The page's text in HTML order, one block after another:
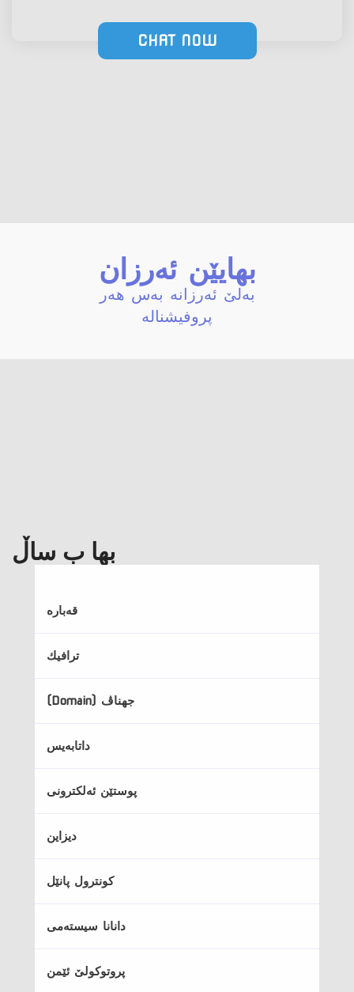
CHAT NOW
بهایێن ئەرزان
بەلێ ئەرزانە بەس هەر
پروفیشنالە
بها ب ساڵ
قه‌باره‌
ترافیك
جهناڤ (Domain)
داتابه‌یس
پوستێن ئه‌لكترونی
دیزاین
كونترول پانێل
دانانا سیسته‌می
پروتوكولێ ئێمن